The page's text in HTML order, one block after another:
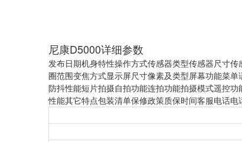
尼康D5000详细参数
发布日期机身特性操作方式传感器类型传感器尺寸
圈范围变焦方式显示屏尺寸像素及类型屏幕功能菜
防抖性能短片拍摄自拍功能连拍功能拍摄模式遥控
性能其它特点包装清单保修政策质保时间客服电话电